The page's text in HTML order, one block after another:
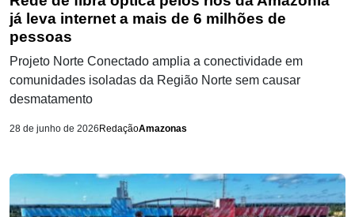
já leva internet a mais de 6 milhões de
pessoas
Projeto Norte Conectado amplia a conectividade em
comunidades isoladas da Região Norte sem causar
desmatamento
28 de junho de 2026 RedaçãoAmazonas